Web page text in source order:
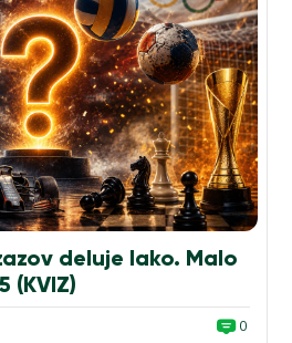
deluje lako. Malo
(KVIZ)
0